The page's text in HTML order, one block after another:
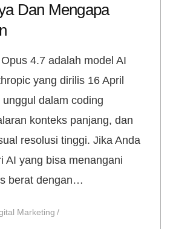
Dan Mengapa
4.7 adalah model AI
yang dirilis 16 April
dalam coding
konteks panjang, dan
resolusi tinggi. Jika Anda
AI yang bisa menangani
berat dengan…
Marketing